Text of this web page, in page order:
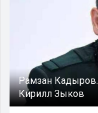
Рамзан Кадыров.
Кирилл Зыков